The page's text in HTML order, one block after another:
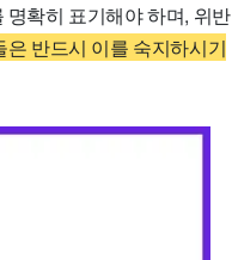
확히 표기해야 하며, 위반
반드시 이를 숙지하시기